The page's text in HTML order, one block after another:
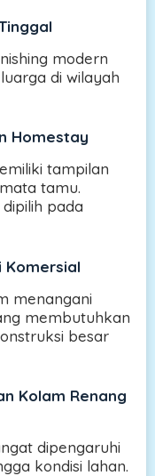
modern
di wilayah
Homestay
tampilan
tamu.
pada
Komersial
menangani
membutuhkan
besar
Kolam Renang
dipengaruhi
kondisi lahan.